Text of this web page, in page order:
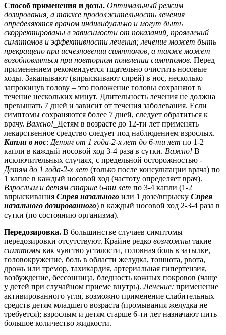
Способ применения и дозы. Оптимальный режим
дозирования, а также продолжительность лечения
определяются врачом индивидуально и могут быть
скорректированы в зависимости от показаний, проявлений
симптомов и эффективности лечения; лечение может быть
прекращено при исчезновении симптомов, а также может
возобновляться при повторном появлении симптомов. Перед
применением рекомендуется тщательно очистить носовые
ходы. Закапывают (впрыскивают спрей) в нос, несколько
запрокинув голову – это положение головы сохраняют в
течение нескольких минут. Длительность лечения не должна
превышать 7 дней и зависит от течения заболевания. Если
симптомы сохраняются более 7 дней, следует обратиться к
врачу. Важно!_ Детям в возрасте до 12-ти лет применять
лекарственное средство следует под наблюдением взрослых.
Капли в нос: Детям от 1 года-2-х лет до 6-ти лет по 1-2
капли в каждый носовой ход 3-4 раза в сутки. Важно! В
исключительных случаях, с предельной осторожностью -
Детям до 1 года-2-х лет (только после консультации врача) по
1 капле в каждый носовой ход (частоту определяет врач).
Взрослым и детям старше 6-ти лет по 3-4 капли (1-2
впрыскивания Спрея назального или 1 дозе/впрыску Спрея
назального дозированного) в каждый носовой ход 2-3-4 раза в
сутки (по состоянию организма).
Передозировка. В большинстве случаев симптомы
передозировки отсутствуют. Крайне редко возможны такие
симптомы как чувство усталости, головная боль в затылке,
головокружение, боль в области желудка, тошнота, рвота,
дрожь или тремор, тахикардия, артериальная гипертензия,
возбуждение, бессонница, бледность кожных покровов (чаще
у детей при случайном приеме внутрь).Лечение: применение
активированного угля, возможно применение слабительных
средств детям младшего возраста (промывания желудка не
требуется); взрослым и детям старше 6-ти лет назначают пить
большое количество жидкости.